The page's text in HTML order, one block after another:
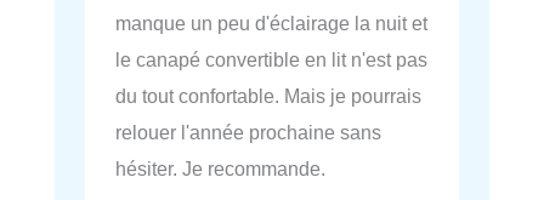
manque un peu d'éclairage la nuit et
le canapé convertible en lit n'est pas
du tout confortable. Mais je pourrais
relouer l'année prochaine sans
hésiter. Je recommande.